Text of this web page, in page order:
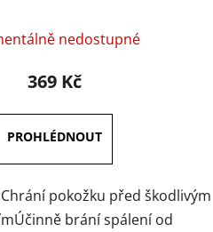
nedostupné
369 Kč
pokožku před škodlivým
brání spálení od